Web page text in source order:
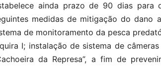
ainda prazo de 90 dias para
medidas de mitigação do dano
de monitoramento da pesca
I; instalação de sistema de
da Represa”, a fim de